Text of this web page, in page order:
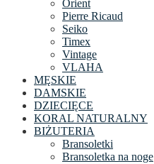
Orient
Pierre Ricaud
Seiko
Timex
Vintage
VLAHA
MĘSKIE
DAMSKIE
DZIECIĘCE
KORAL NATURALNY
BIŻUTERIA
Bransoletki
Bransoletka na noge